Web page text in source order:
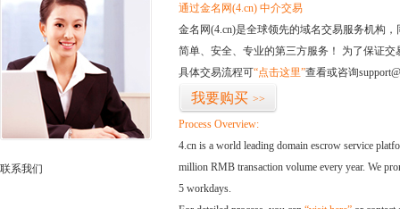
联系我们
通过金名网(4.cn) 中介交易
金名网(4.cn)是全球领先的域名交易服务机构
简单、安全、专业的第三方服务！ 为了保证
具体交易流程可“点击这里”查看或咨询
我要购买 >>
Process Overview:
4.cn is a world leading domain escrow service
million RMB transaction volume every year. We
5 workdays.